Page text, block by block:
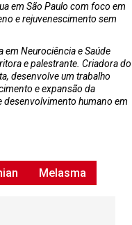
em São Paulo com foco em
e rejuvenescimento sem
em Neurociência e Saúde
e palestrante. Criadora do
desenvolve um trabalho
e expansão da
desenvolvimento humano em
Melasma